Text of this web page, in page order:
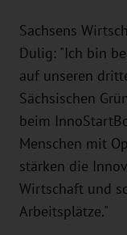
Sachsens
Dulig: "Ich bin
auf unseren
Sächsischen
beim
Menschen mit
stärken die
Wirtschaft und
Arbeitsplätze."